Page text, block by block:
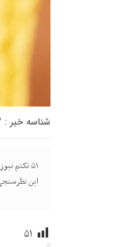
شناسه خبر : 6017 | تاریخ انتشار : 21 تیر 1403 - 0:54 | ارسال توسط :
۵۱ تکتم
این
۵۱